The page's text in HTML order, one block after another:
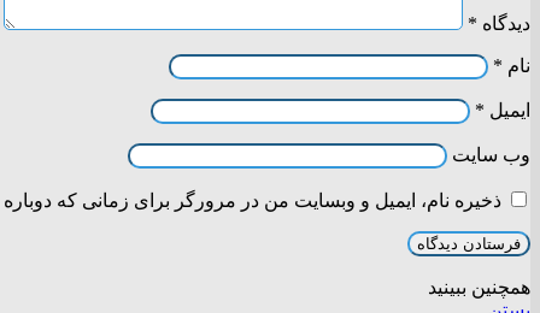
دیدگاه *
نام *
ایمیل *
وب‌ سایت
ذخیره نام، ایمیل و وبسایت من در مرورگر برای زمانی که
همچنین ببینید